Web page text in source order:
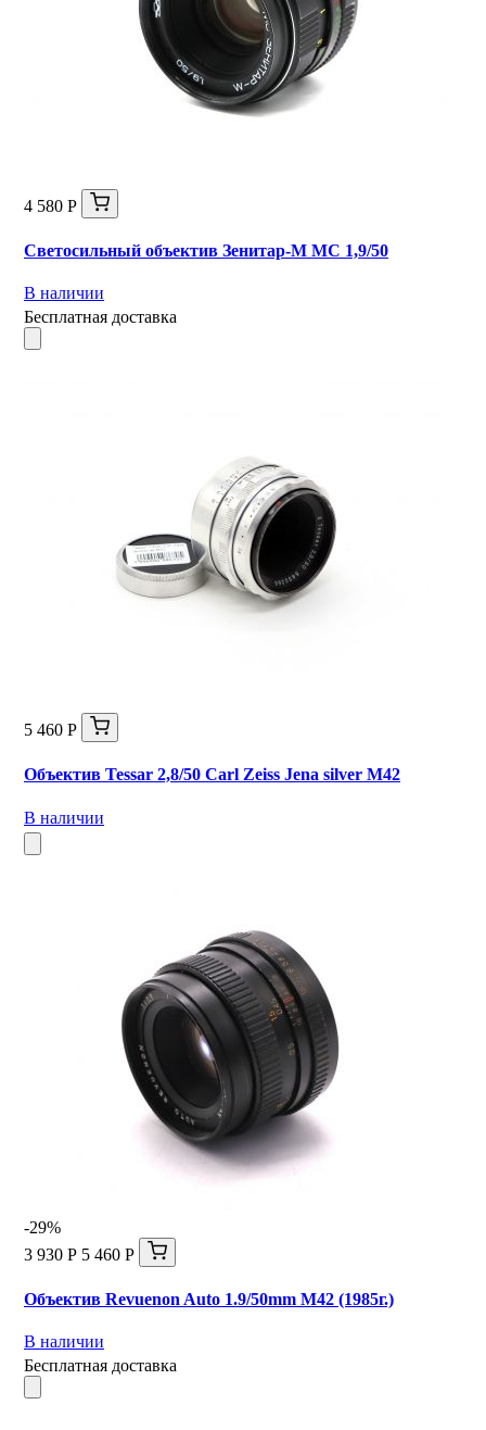
4 580 Р
Светосильный объектив Зенитар-М МС 1,9/50
В наличии
Бесплатная доставка
5 460 Р
Объектив Tessar 2,8/50 Carl Zeiss Jena silver М42
В наличии
-29%
3 930 Р 5 460 Р
Объектив Revuenon Auto 1.9/50mm M42 (1985г.)
В наличии
Бесплатная доставка